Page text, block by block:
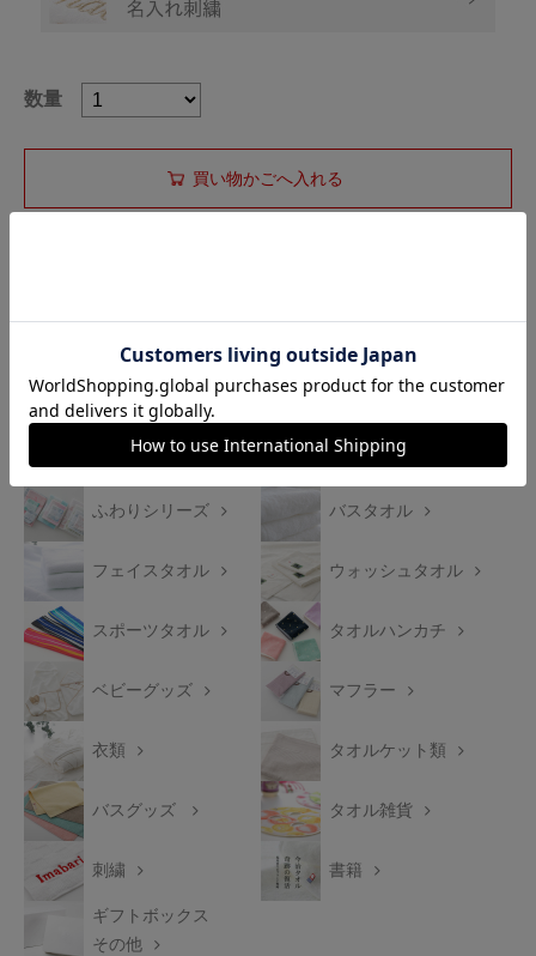
数量
カテゴリから探す
ふわりシリーズ バスタオル
フェイスタオル ウォッシュタオル
スポーツタオル タオルハンカチ
ベビーグッズ マフラー
衣類 タオルケット類
バスグッズ タオル雑貨
刺繍 書籍
ギフトボックス
その他